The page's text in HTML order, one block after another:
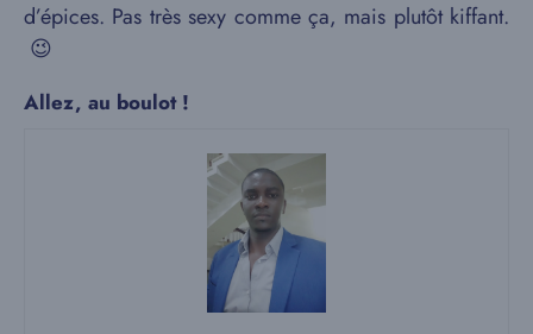
d’épices. Pas très sexy comme ça, mais plutôt kiffant.
😉
Allez, au boulot !